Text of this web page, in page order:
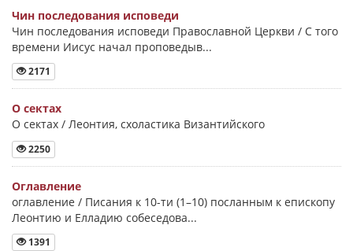
Чин последования исповеди
Чин последования исповеди Православной Церкви / С того
времени Иисус начал проповедыв...
2171
О сектах
О сектах / Леонтия, схоластика Византийского
2250
Оглавление
оглавление / Писания к 10-ти (1–10) посланным к епископу
Леонтию и Елладию собеседова...
1391